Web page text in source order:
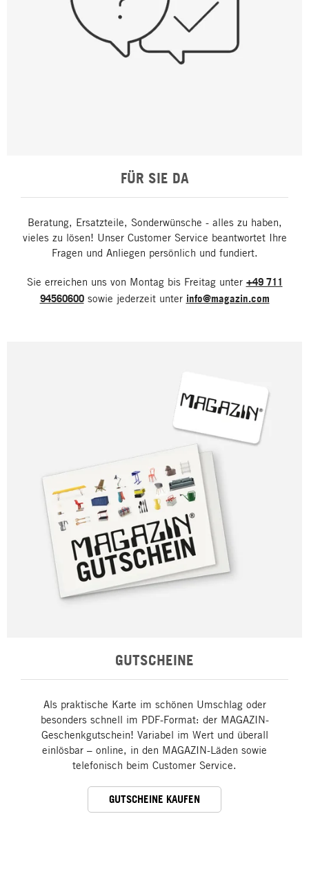
FÜR SIE DA
Beratung, Ersatzteile, Sonderwünsche - alles zu haben,
vieles zu lösen! Unser Customer Service beantwortet Ihre
Fragen und Anliegen persönlich und fundiert.
Sie erreichen uns von Montag bis Freitag unter +49 711
94560600sowie jederzeit unter info@magazin.com
GUTSCHEINE
Als praktische Karte im schönen Umschlag oder
besonders schnell im PDF-Format: der MAGAZIN-
Geschenkgutschein! Variabel im Wert und überall
einlösbar – online, in den MAGAZIN-Läden sowie
telefonisch beim Customer Service.
GUTSCHEINE KAUFEN